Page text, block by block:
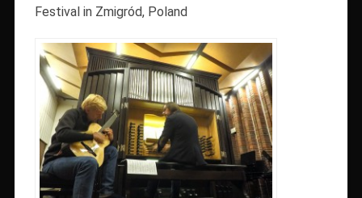
Festival in Zmigród, Poland